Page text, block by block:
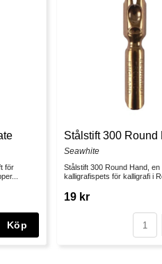
för
Köp
Stålstift 300 Round
Seawhite
Stålstift 300 Round Hand, en
kalligrafispets för kalligrafi i
19 kr